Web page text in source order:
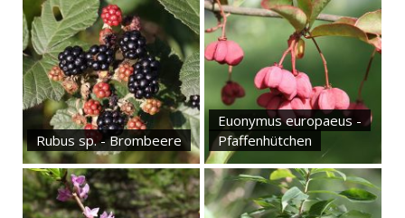
Rubus sp. - Brombeere
Euonymus europaeus -
Pfaffenhütchen